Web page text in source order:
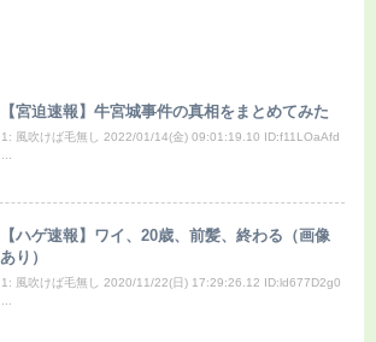
【宮迫速報】牛宮城事件の真相をまとめてみた
1: 風吹けば毛無し 2022/01/14(金) 09:01:19.10 ID:f11LOaAfd
【ハゲ速報】ワイ、20歳、前髪、終わる（画像
あり）
1: 風吹けば毛無し 2020/11/22(日) 17:29:26.12 ID:ld677D2g0